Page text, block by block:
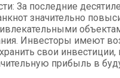
За последние
значительно
Инвесторы имеют
свои инвестиции,
прибыль в